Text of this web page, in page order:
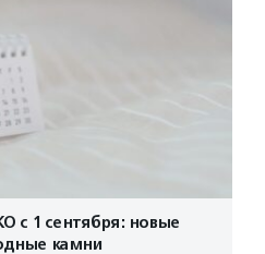
с 1 сентября: новые
камни